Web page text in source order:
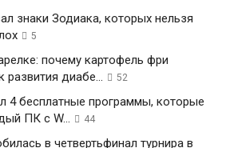
знаки Зодиака, которых нельзя
5
почему картофель фри
развития диабе...
52
4 бесплатные программы, которые
ПК с W...
44
в четвертьфинал турнира в